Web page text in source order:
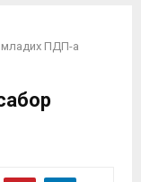
младих ПДП-а